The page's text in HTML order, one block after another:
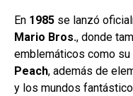
En 1985 se lanzó
Mario Bros., donde
emblemáticos como su
Peach, además de
y los mundos